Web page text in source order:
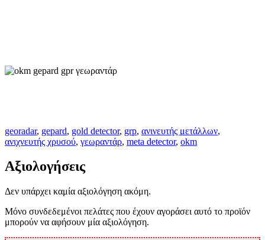
georadar, gepard, gold detector, grp, ανινευτής μετάλλων,
ανιχνευτής χρυσού, γεωραντάρ, meta detector, okm
Αξιολογήσεις
Δεν υπάρχει καμία αξιολόγηση ακόμη.
Μόνο συνδεδεμένοι πελάτες που έχουν αγοράσει αυτό το προϊόν
μπορούν να αφήσουν μία αξιολόγηση.